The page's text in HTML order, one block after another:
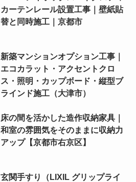
カーテンレール設置工事｜壁紙貼
替と同時施工｜京都市
新築マンションオプション工事｜
エコカラット・アクセントクロ
ス・照明・カップボード・縦型ブ
ラインド施工（大津市）
床の間を活かした造作収納家具｜
和室の雰囲気をそのままに収納力
アップ【京都市右京区】
玄関手すり（LIXIL グリップライ